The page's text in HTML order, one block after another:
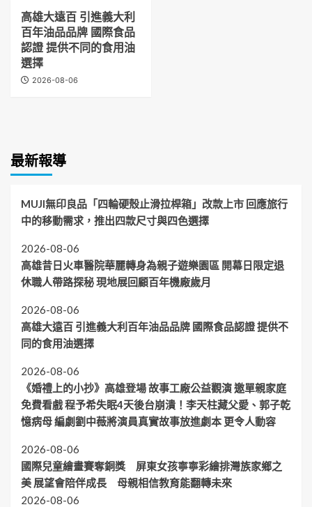
高雄大遠百 引進義大利
百年油品品牌 國際食品
認證 提供不同的食用油
選擇
2026-08-06
最新報導
MUJI無印良品「四輪硬殼止滑拉桿箱」改款上市 回應旅行
中的移動需求，推出四款尺寸與四色選擇
2026-08-06
高雄昔日火車醫院華麗轉身為親子遊樂園區 開幕日限定退
休職人帶路探秘 現地展回顧百年機廠歲月
2026-08-06
高雄大遠百 引進義大利百年油品品牌 國際食品認證 提供不
同的食用油選擇
2026-08-06
《婚禮上的小抄》高雄登場 故事工廠公益觀演 邀單親家庭
免費看戲 程予希失眠4天後台崩潰！李天柱藏父愛、郭子乾
憶病母 編劇劉中薇將演員真實故事放進劇本 更令人動容
2026-08-06
國際兒童繪畫賽奪銅獎 屏東女孩寧寧彩繪排灣族家鄉之
美 展望會陪伴成長 母親相信教育能翻轉未來
2026-08-06